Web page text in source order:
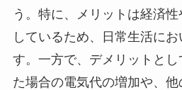
う。特に、メリットは経済
しているため、日常生活に
す。一方で、デメリットと
た場合の電気代の増加や、